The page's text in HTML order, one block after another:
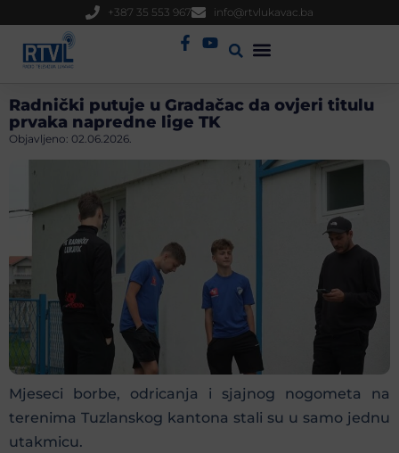
+387 35 553 967 info@rtvlukavac.ba
Radnički putuje u Gradačac da ovjeri titulu
prvaka napredne lige TK
Objavljeno: 02.06.2026.
Mjeseci borbe, odricanja i sjajnog nogometa na
terenima Tuzlanskog kantona stali su u samo jednu
utakmicu.